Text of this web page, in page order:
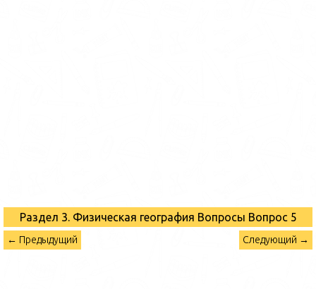
Раздел 3. Физическая география Вопросы Вопрос 5
← Предыдущий Следующий →